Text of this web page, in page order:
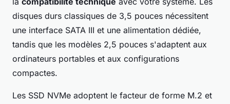
disques durs classiques de 3,5 pouces nécessitent
une interface SATA III et une alimentation dédiée,
tandis que les modèles 2,5 pouces s'adaptent aux
ordinateurs portables et aux configurations
compactes.
Les SSD NVMe adoptent le facteur de forme M.2 et